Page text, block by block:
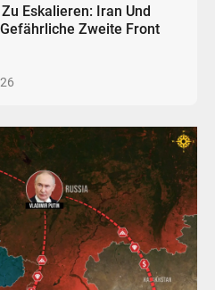
Eskalieren: Iran Und
Zweite Front